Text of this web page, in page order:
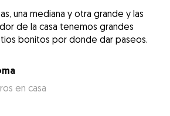
una mediana y otra grande y las
de la casa tenemos grandes
bonitos por donde dar paseos.
en casa